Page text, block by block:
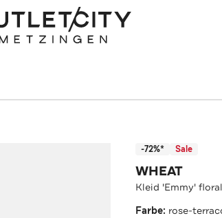
-72%* Sale
WHEAT
Kleid 'Emmy' floral
Farbe: rose-